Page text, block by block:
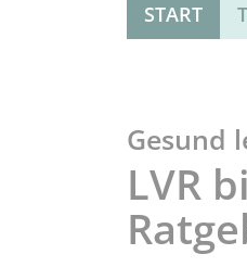
START
Gesund
LVR